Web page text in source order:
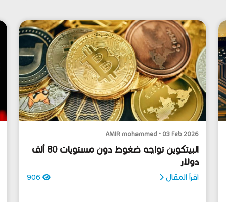
AMIR mohammed • 03 Feb 2026
البيتكوين تواجه ضغوط دون مستويات 80 ألف
دولار
اقرأ المقال 906